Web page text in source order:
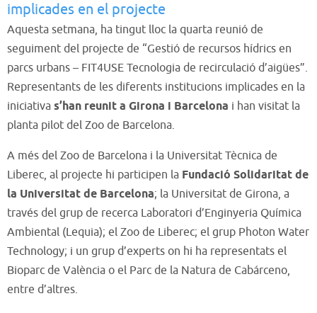
implicades en el projecte
Aquesta setmana, ha tingut lloc la quarta reunió de
seguiment del projecte de “Gestió de recursos hídrics en
parcs urbans – FIT4USE Tecnologia de recirculació d’aigües”.
Representants de les diferents institucions implicades en la
iniciativa s’han reunit a Girona i Barcelona i han visitat la
planta pilot del Zoo de Barcelona.
A més del Zoo de Barcelona i la Universitat Tècnica de
Liberec, al projecte hi participen la Fundació Solidaritat de
la Universitat de Barcelona; la Universitat de Girona, a
través del grup de recerca Laboratori d’Enginyeria Química
Ambiental (Lequia); el Zoo de Liberec; el grup Photon Water
Technology; i un grup d’experts on hi ha representats el
Bioparc de València o el Parc de la Natura de Cabárceno,
entre d’altres.